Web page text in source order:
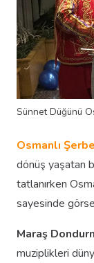
Sünnet Düğünü
Osmanlı
dönüş yaşatan
tatlanırken
sayesinde
Maraş
muziplikleri